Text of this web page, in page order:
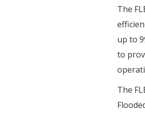
The
up to
to
The